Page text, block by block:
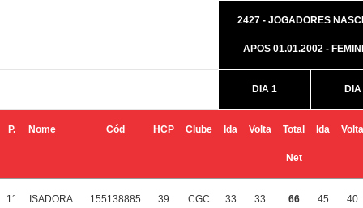
2427 - JOGADORES
APOS 01.01.2002 -
DIA 1
P. Nome Cód HCP Clube Ida Volta Total
Net
Ida Volta
1° ISADORA 155138885 39 CGC 33 33 66 45 40